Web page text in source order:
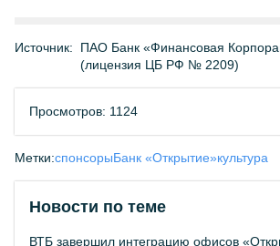
Источник:
ПАО Банк «Финансовая
(лицензия ЦБ РФ № 2209)
Просмотров: 1124
Метки:спонсорыБанк «Открытие»культура
Новости по теме
ВТБ завершил интеграцию офисов